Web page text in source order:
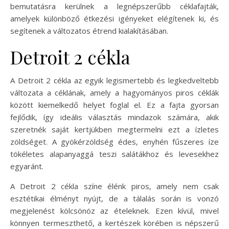
bemutatásra kerülnek a legnépszerűbb céklafajták,
amelyek különböző étkezési igényeket elégítenek ki, és
segítenek a változatos étrend kialakításában.
Detroit 2 cékla
A Detroit 2 cékla az egyik legismertebb és legkedveltebb
változata a céklának, amely a hagyományos piros céklák
között kiemelkedő helyet foglal el. Ez a fajta gyorsan
fejlődik, így ideális választás mindazok számára, akik
szeretnék saját kertjükben megtermelni ezt a ízletes
zöldséget. A gyökérzöldség édes, enyhén fűszeres íze
tökéletes alapanyaggá teszi salátákhoz és levesekhez
egyaránt.
A Detroit 2 cékla színe élénk piros, amely nem csak
esztétikai élményt nyújt, de a tálalás során is vonzó
megjelenést kölcsönöz az ételeknek. Ezen kívül, mivel
könnyen termeszthető, a kertészek körében is népszerű